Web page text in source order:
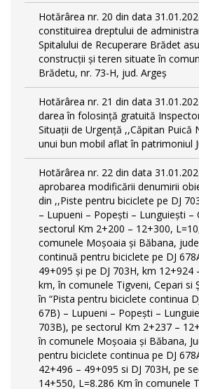
Hotărârea nr. 20 din data
constituirea dreptului de
Spitalului de Recuperare Brădet
construcții și teren situate în
Brădetu, nr. 73-H, jud. Argeș
Hotărârea nr. 21 din data
darea în folosință gratuită
Situații de Urgență ,,Căpitan Puică
unui bun mobil aflat în patrimoniul
Hotărârea nr. 22 din data
aprobarea modificării denumirii
din ,,Piste pentru biciclete pe DJ
– Lupueni – Popești – Lunguiești –
sectorul Km 2+200 – 12+300,
comunele Moșoaia și Băbana,
continuă pentru biciclete pe DJ
49+095 și pe DJ 703H, km 12+924
km, în comunele Tigveni, Cepari si
în “Pista pentru biciclete continua
67B) – Lupueni – Popești –
703B), pe sectorul Km 2+237 –
în comunele Moșoaia și Băbana,
pentru biciclete continua pe DJ
42+496 – 49+095 si DJ 703H, pe
14+550, L=8.286 Km în comunele